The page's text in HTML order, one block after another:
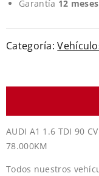
Garantía 12
Categoría:
AUDI A1 1.6 TDI 90
78.000KM
Todos nuestros